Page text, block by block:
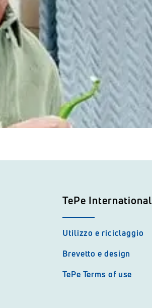
TePe International
Utilizzo e riciclaggio
Brevetto e design
TePe Terms of use